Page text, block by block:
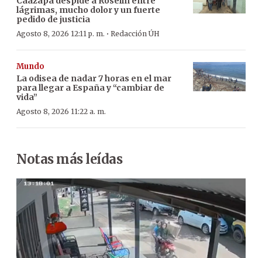
lágrimas, mucho dolor y un fuerte
pedido de justicia
Agosto 8, 2026 12:11 p. m. · Redacción ÚH
Mundo
La odisea de nadar 7 horas en el mar
para llegar a España y “cambiar de
vida”
Agosto 8, 2026 11:22 a. m.
Notas más leídas